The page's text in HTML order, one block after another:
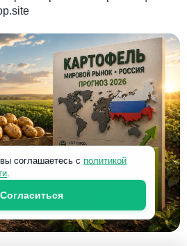
соглашаетесь с политикой
.
Согласиться